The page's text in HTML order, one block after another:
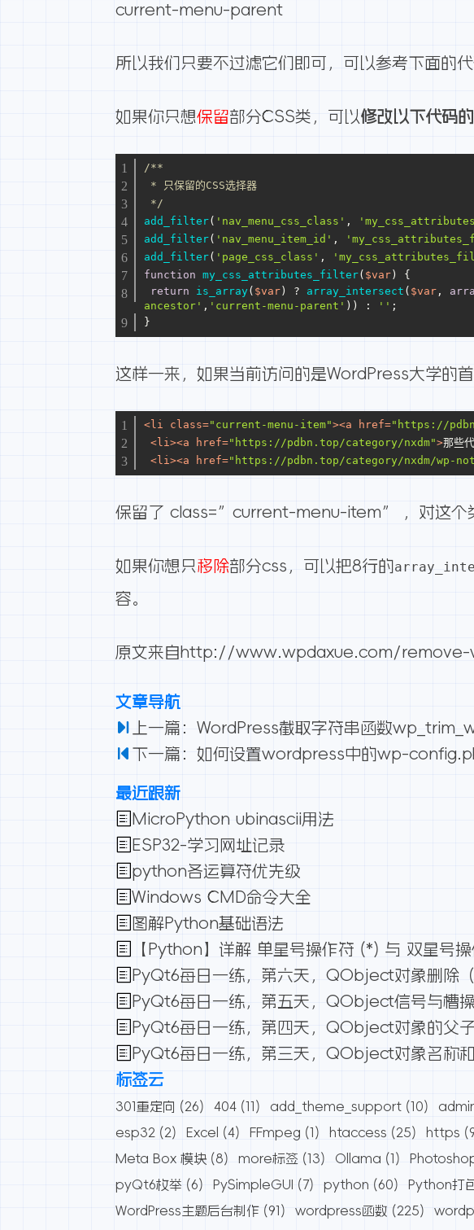
current-menu-parent
所以我们只要不过滤它们即可，可以参考下面的代
如果你只想保留部分CSS类，可以 修改以下代码
/**
* 只保留的CSS选择器
*/
add_filter( 'nav_menu_css_class' ,
add_filter( 'nav_menu_item_id' ,
add_filter( 'page_css_class' ,
function my_css_attributes_filter( $var) {
return
is_array ( $var) ? array_intersect ( $var,
ancestor' , 'current-menu-parent' )) : '' ;
}
这样一来，如果当前访问的是WordPress大学的
<li class="current-menu-item"><a href="https://
<li><a href="https://pdbn.top/category/nxdm">那些
<li><a href="https://pdbn.top/category/nxdm/wp-
保留了 class=”current-menu-item” ，对这个
如果你想只 移除部分css，可以把8行的
容。
原文来自http://www.wpdaxue.com/remove-
文章导航
上一篇：WordPress截取字符串函数
下一篇：如何设置wordpress中的wp-
最近跟新
MicroPython ubinascii用法
ESP32-学习网址记录
python各运算符优先级
Windows CMD命令大全
图解Python基础语法
【Python】详解 单星号操作符 (*) 与 双星号
PyQt6每日一练，第六天，QObject对象删除（
PyQt6每日一练，第五天，QObject信号与槽操
PyQt6每日一练，第四天，QObject对象的父子
PyQt6每日一练，第三天，QObject对象名称
标签云
301重定向 (26) 404 (11) add_theme_support (10)
esp32 (2) Excel (4) FFmpeg (1) htaccess (25) https
Meta Box 模块 (8) more标签 (13) Ollama (1)
pyQt6枚举 (6) PySimpleGUI (7) python (60) Python打
WordPress主题后台制作 (91) wordpress函数 (225)